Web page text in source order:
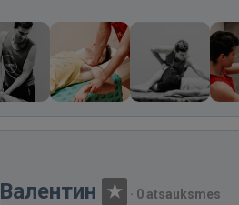
Валентин · 0 atsauksmes